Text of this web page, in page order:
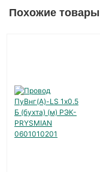
Похожие товары